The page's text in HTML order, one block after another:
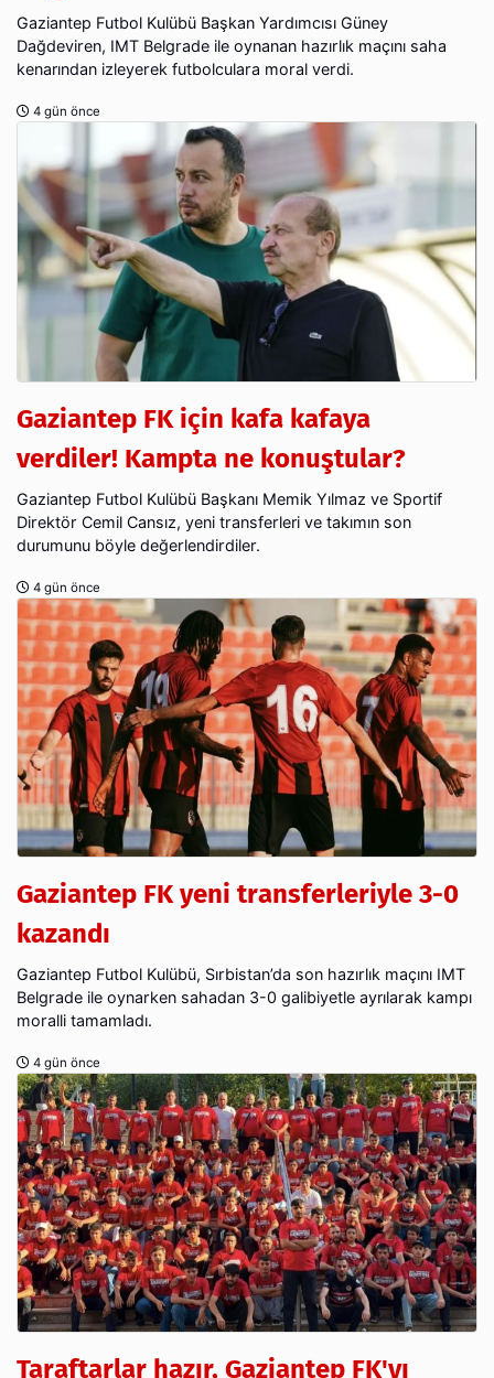
Gaziantep Futbol Kulübü Başkan Yardımcısı Güney
Dağdeviren, IMT Belgrade ile oynanan hazırlık maçını saha
kenarından izleyerek futbolculara moral verdi.
4 gün önce
Gaziantep FK için kafa kafaya
verdiler! Kampta ne konuştular?
Gaziantep Futbol Kulübü Başkanı Memik Yılmaz ve Sportif
Direktör Cemil Cansız, yeni transferleri ve takımın son
durumunu böyle değerlendirdiler.
4 gün önce
Gaziantep FK yeni transferleriyle 3-0
kazandı
Gaziantep Futbol Kulübü, Sırbistan’da son hazırlık maçını IMT
Belgrade ile oynarken sahadan 3-0 galibiyetle ayrılarak kampı
moralli tamamladı.
4 gün önce
Taraftarlar hazır, Gaziantep FK'yı